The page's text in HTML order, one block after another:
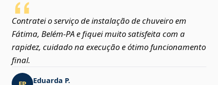
Contratei o serviço de instalação de chuveiro em
Fátima, Belém‑PA e fiquei muito satisfeita com a
rapidez, cuidado na execução e ótimo funcionamento
final.
Eduarda P.